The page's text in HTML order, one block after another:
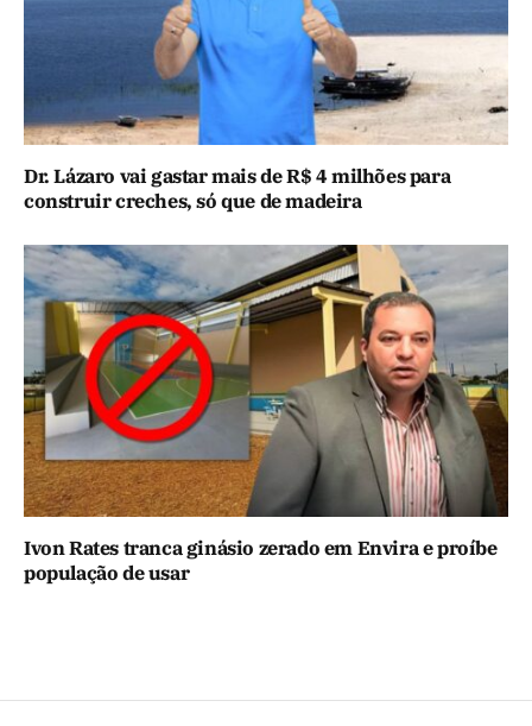
Dr. Lázaro vai gastar mais de R$ 4 milhões para
construir creches, só que de madeira
Ivon Rates tranca ginásio zerado em Envira e proíbe
população de usar